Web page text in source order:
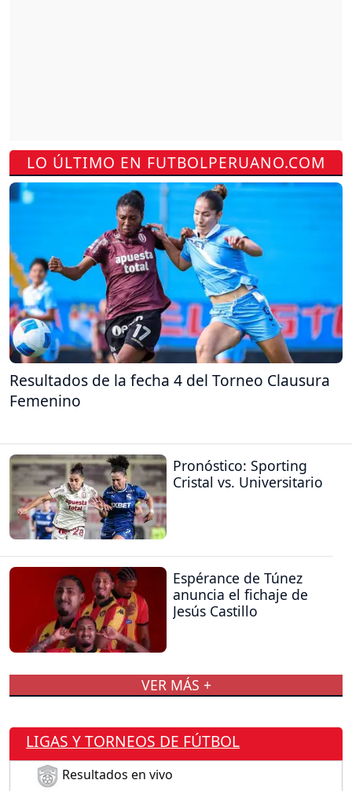
LO ÚLTIMO EN FUTBOLPERUANO.COM
Resultados de la fecha 4 del Torneo Clausura
Femenino
Pronóstico: Sporting
Cristal vs. Universitario
Espérance de Túnez
anuncia el fichaje de
Jesús Castillo
VER MÁS +
LIGAS Y TORNEOS DE FÚTBOL
Resultados en vivo